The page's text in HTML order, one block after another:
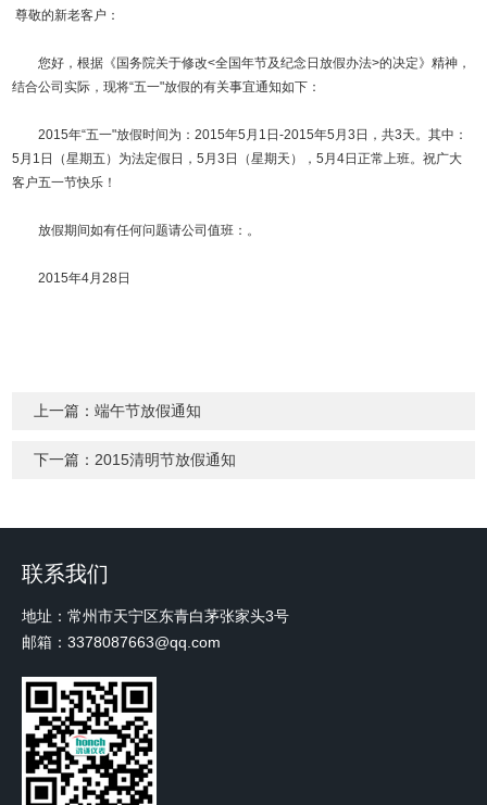
尊敬的新老客户：
您好，根据《国务院关于修改<全国年节及纪念日放假办法>的决定》精神，
结合公司实际，现将“五一"放假的有关事宜通知如下：
2015年“五一"放假时间为：2015年5月1日-2015年5月3日，共3天。其中：
5月1日（星期五）为法定假日，5月3日（星期天），5月4日正常上班。祝广大
客户五一节快乐！
放假期间如有任何问题请公司值班：。
2015年4月28日
上一篇：端午节放假通知
下一篇： 2015清明节放假通知
联系我们
地址：常州市天宁区东青白茅张家头3号
邮箱：3378087663@qq.com